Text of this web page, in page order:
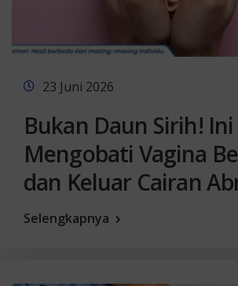
23 Juni 2026
Bukan Daun Sirih! Ini
Mengobati Vagina
dan Keluar Cairan
Selengkapnya